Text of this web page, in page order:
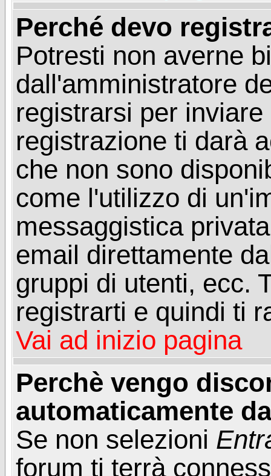
Perché devo
Potresti non averne
dall'amministratore
registrarsi per
registrazione ti darà
che non sono
come l'utilizzo di
messaggistica
email direttamente
gruppi di utenti, ecc.
registrarti e quindi ti
Vai ad inizio pagina
Perchè vengo
automaticamente
Se non selezioni
forum ti terrà